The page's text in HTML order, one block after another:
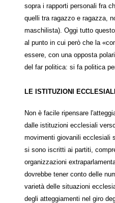
sopra i rapporti personali fra
quelli tra ragazzo e ragazza,
maschilista). Oggi tutto
al punto in cui però che la
essere, con una opposta
del far politica: si fa politica
LE ISTITUZIONI
Non è facile ripensare
dalle istituzioni ecclesiali
movimenti giovanili ecclesiali
si sono iscritti ai partiti,
organizzazioni
dovrebbe tener conto delle
varietà delle situazioni
degli atteggiamenti nel giro